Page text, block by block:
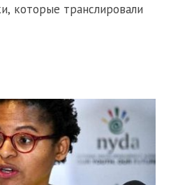
которые транслировали